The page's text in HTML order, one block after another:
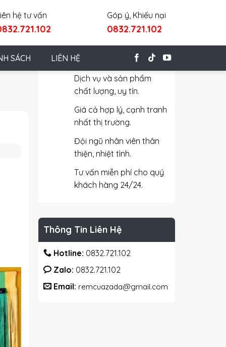
hệ tư vấn Góp ý, Khiếu nại
0832.721.102
SÁCH LIÊN HỆ
Cam Kết Với Khách Hàng
Dịch vụ và sản phẩm
chất lượng, uy tín.
Giá cả hợp lý, cạnh tranh
nhất thị trường.
Đội ngũ nhân viên thân
thiện, nhiệt tình.
Tư vấn miễn phí cho quý
khách hàng 24/24.
Thông Tin Liên Hệ
Hotline: 0832.721.102
Zalo: 0832.721.102
Email: remcuazada@gmail.com